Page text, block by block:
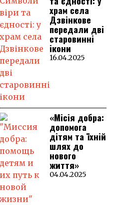
храм села
Дзвінкове
передали дві
старовинні
ікони
16.04.2025
«Місія добра:
допомога
дітям та їхній
шлях до
нового
життя»
04.04.2025